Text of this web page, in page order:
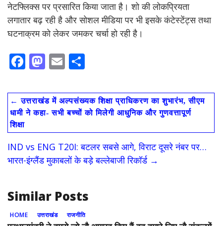
नेटफ्लिक्स पर प्रसारित किया जाता है। शो की लोकप्रियता
लगातार बढ़ रही है और सोशल मीडिया पर भी इसके कंटेस्टेंट्स तथा
घटनाक्रम को लेकर जमकर चर्चा हो रही है।
F
e
b
o
k
M
to
d
n
E
ai
l
ar
e
← उत्तराखंड में अल्पसंख्यक शिक्षा प्राधिकरण का शुभारंभ, सीएम
धामी ने कहा- सभी बच्चों को मिलेगी आधुनिक और गुणवत्तापूर्ण
शिक्षा
IND vs ENG T20I: बटलर सबसे आगे, विराट दूसरे नंबर पर…
भारत-इंग्लैंड मुकाबलों के बड़े बल्लेबाजी रिकॉर्ड →
Similar Posts
HOME उत्तराखंड राजनीति